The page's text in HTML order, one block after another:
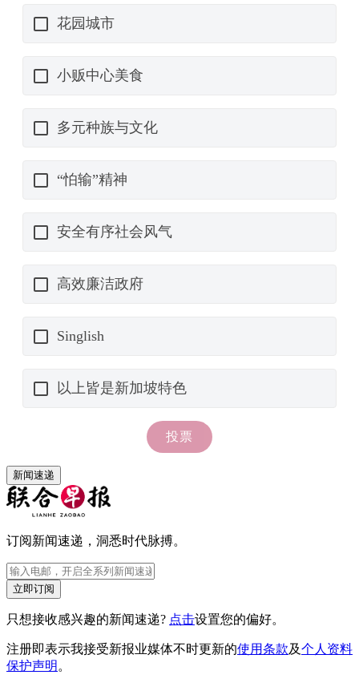
新闻速递
订阅新闻速递，洞悉时代脉搏。
立即订阅
只想接收感兴趣的新闻速递? 点击设置您的偏好。
注册即表示我接受新报业媒体不时更新的使用条款及个人资料
保护声明。